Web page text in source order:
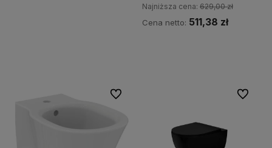
Najniższa cena: 629,00 zł
Cena netto: 511,38 zł
Do ulubionych Do